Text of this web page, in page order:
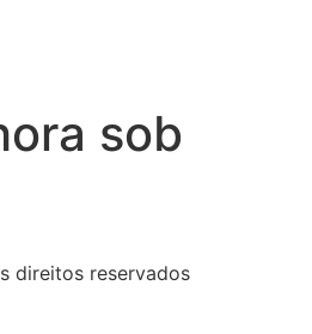
sob
direitos reservados